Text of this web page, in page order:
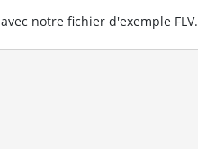
notre fichier d'exemple FLV.